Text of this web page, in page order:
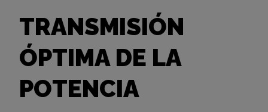
TRANSMISIÓN
ÓPTIMA DE LA
POTENCIA